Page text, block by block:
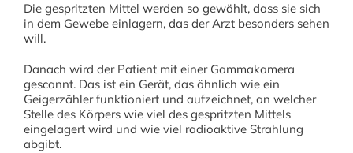
Die gespritzten Mittel werden so gewählt, dass sie sich
in dem Gewebe einlagern, das der Arzt besonders sehen
will.
Danach wird der Patient mit einer Gammakamera
gescannt. Das ist ein Gerät, das ähnlich wie ein
Geigerzähler funktioniert und aufzeichnet, an welcher
Stelle des Körpers wie viel des gespritzten Mittels
eingelagert wird und wie viel radioaktive Strahlung
abgibt.